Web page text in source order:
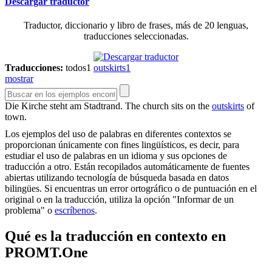
Traductor, diccionario y libro de frases, más de 20 lenguas,
traducciones seleccionadas.
Traducciones: todos1 outskirts1
mostrar
Die Kirche steht am Stadtrand. The church sits on the outskirts of
town.
Los ejemplos del uso de palabras en diferentes contextos se
proporcionan únicamente con fines lingüísticos, es decir, para
estudiar el uso de palabras en un idioma y sus opciones de
traducción a otro. Están recopilados automáticamente de fuentes
abiertas utilizando tecnología de búsqueda basada en datos
bilingües. Si encuentras un error ortográfico o de puntuación en el
original o en la traducción, utiliza la opción "Informar de un
problema" o escríbenos.
Qué es la traducción en contexto en
PROMT.One